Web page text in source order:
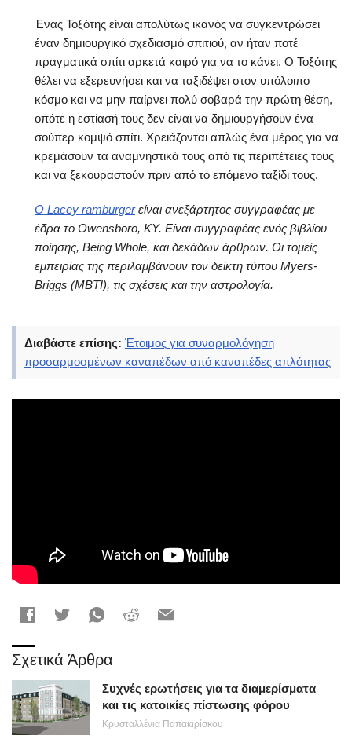
Ένας Τοξότης είναι απολύτως ικανός να συγκεντρώσει
έναν δημιουργικό σχεδιασμό σπιτιού, αν ήταν ποτέ
πραγματικά σπίτι αρκετά καιρό για να το κάνει. Ο Τοξότης
θέλει να εξερευνήσει και να ταξιδέψει στον υπόλοιπο
κόσμο και να μην παίρνει πολύ σοβαρά την πρώτη θέση,
οπότε η εστίασή τους δεν είναι να δημιουργήσουν ένα
σούπερ κομψό σπίτι. Χρειάζονται απλώς ένα μέρος για να
κρεμάσουν τα αναμνηστικά τους από τις περιπέτειες τους
και να ξεκουραστούν πριν από το επόμενο ταξίδι τους.
Ο Lacey ramburgerείναι ανεξάρτητος συγγραφέας με
έδρα το Owensboro, KY. Είναι συγγραφέας ενός βιβλίου
ποίησης, Being Whole, και δεκάδων άρθρων. Οι τομείς
εμπειρίας της περιλαμβάνουν τον δείκτη τύπου Myers-
Briggs (MBTI), τις σχέσεις και την αστρολογία.
Διαβάστε επίσης: Έτοιμος για συναρμολόγηση
προσαρμοσμένων καναπέδων από καναπέδες απλότητας
Σχετικά Άρθρα
Συχνές ερωτήσεις για τα διαμερίσματα
και τις κατοικίες πίστωσης φόρου
Κρυσταλλένια Παπακιρίσκου